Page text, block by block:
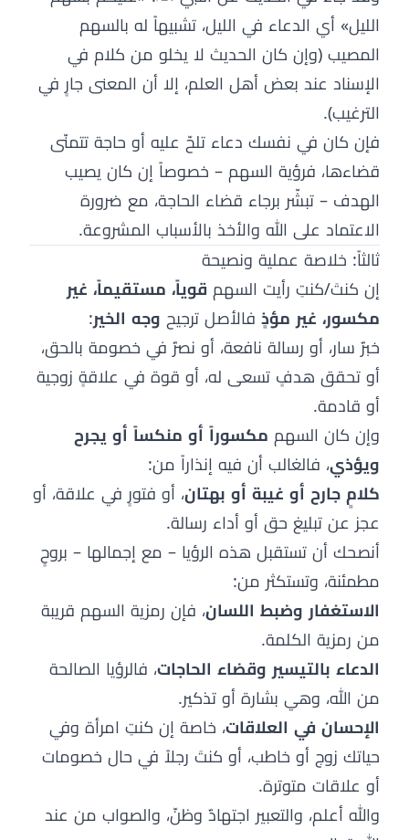
الليل» أي الدعاء في الليل، تشبيهاً له بالسهم
المصيب (وإن كان الحديث لا يخلو من كلام في
الإسناد عند بعض أهل العلم، إلا أن المعنى جارٍ في
الترغيب).
فإن كان في نفسك دعاء تلحّ عليه أو حاجة تتمنّى
قضاءها، فرؤية السهم – خصوصاً إن كان يصيب
الهدف – تبشّر برجاء قضاء الحاجة، مع ضرورة
الاعتماد على الله والأخذ بالأسباب المشروعة.
ثالثاً: خلاصة عملية ونصيحة
إن كنتَ/كنتِ رأيت السهم قوياً، مستقيماً، غير
مكسور، غير مؤذٍ فالأصل ترجيح وجه الخير:
خبرٌ سار، أو رسالة نافعة، أو نصرٌ في خصومة بالحق،
أو تحقق هدفٍ تسعى له، أو قوة في علاقةٍ زوجية
أو قادمة.
وإن كان السهم مكسوراً أو منكساً أو يجرح
ويؤذي، فالغالب أن فيه إنذاراً من:
كلامٍ جارح أو غيبة أو بهتان، أو فتورٍ في علاقة، أو
عجز عن تبليغ حق أو أداء رسالة.
أنصحك أن تستقبل هذه الرؤيا – مع إجمالها – بروحٍ
مطمئنة، وتستكثر من:
الاستغفار وضبط اللسان، فإن رمزية السهم قريبة
من رمزية الكلمة.
الدعاء بالتيسير وقضاء الحاجات، فالرؤيا الصالحة
من الله، وهي بشارة أو تذكير.
الإحسان في العلاقات، خاصة إن كنتِ امرأة وفي
حياتك زوج أو خاطب، أو كنتَ رجلاً في حال خصومات
أو علاقات متوترة.
والله أعلم، والتعبير اجتهادٌ وظنّ، والصواب من عند